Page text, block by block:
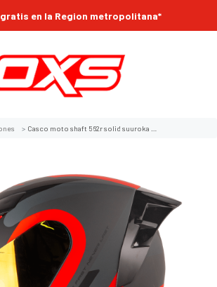
en la Region metropolitana*
Casco moto shaft 562r solid suuroka gr.os rj integral